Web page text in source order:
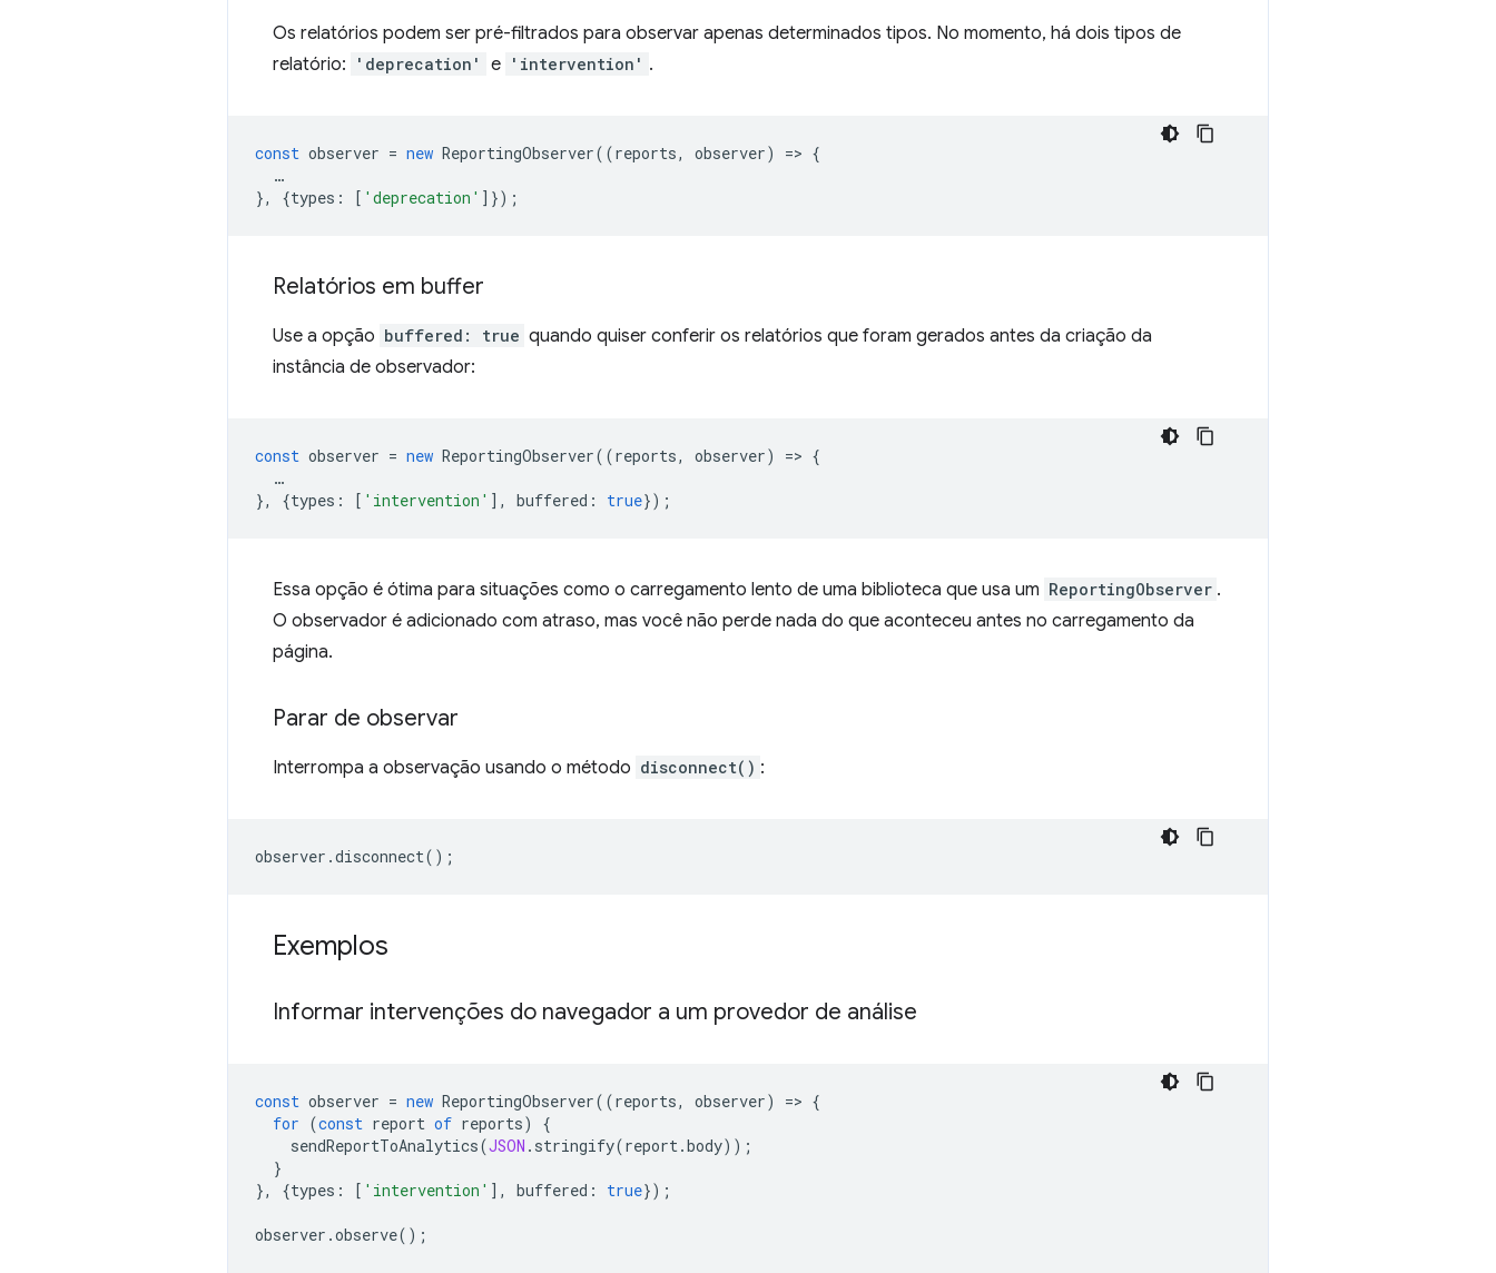
Os relatórios podem ser pré-filtrados para observar apenas determinados tipos. No momento, há dois tipos de
relatório:
'deprecation' e 'intervention' .
const observer = new ReportingObserver((reports, observer) => {
…
},
{types : [ 'deprecation' ]});
Relatórios em buffer
Use a opção buffered: true quando quiser conferir os relatórios que foram gerados antes da criação da
instância de observador:
const observer = new ReportingObserver((reports, observer) => {
…
},
{types : [ 'intervention' ], buffered : true});
Essa opção é ótima para situações como o carregamento lento de uma biblioteca que usa um ReportingObserver .
O observador é adicionado com atraso, mas você não perde nada do que aconteceu antes no carregamento da
página.
Parar de observar
Interrompa a observação usando o método disconnect() :
observer .disconnect();
Exemplos
Informar intervenções do navegador a um provedor de análise
const observer = new ReportingObserver((reports, observer) => {
for (const report of reports)
{
sendReportToAnalytics(JSON . stringify(report.body));
}
},
{types : [ 'intervention' ], buffered : true});
observer .observe();